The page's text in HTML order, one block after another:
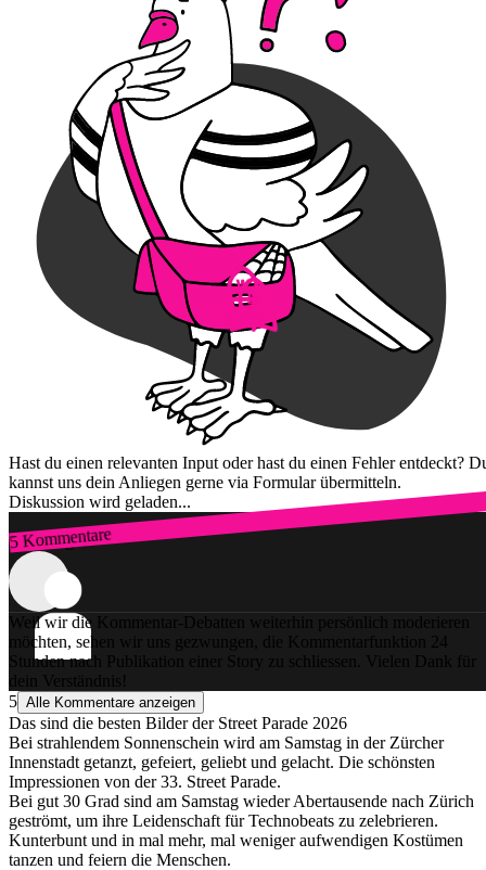
Hast du einen relevanten Input oder hast du einen Fehler entdeckt?
kannst uns dein Anliegen gerne via Formular übermitteln.
Diskussion wird geladen...
5 Kommentare
Zum Login
Weil wir die Kommentar-Debatten weiterhin persönlich moderieren
möchten, sehen wir uns gezwungen, die Kommentarfunktion 24
Stunden nach Publikation einer Story zu schliessen. Vielen Dank für
dein Verständnis!
5 Alle Kommentare anzeigen
Das sind die besten Bilder der Street Parade 2026
Bei strahlendem Sonnenschein wird am Samstag in der Zürcher
Innenstadt getanzt, gefeiert, geliebt und gelacht. Die schönsten
Impressionen von der 33. Street Parade.
Bei gut 30 Grad sind am Samstag wieder Abertausende nach Zürich
geströmt, um ihre Leidenschaft für Technobeats zu zelebrieren.
Kunterbunt und in mal mehr, mal weniger aufwendigen Kostümen
tanzen und feiern die Menschen.